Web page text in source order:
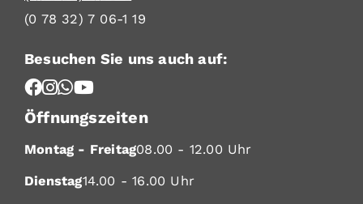
(0 78 32) 7 06-1 19
Besuchen Sie uns auch auf:
Öffnungszeiten
Montag - Freitag08.00 - 12.00 Uhr
Dienstag14.00 - 16.00 Uhr